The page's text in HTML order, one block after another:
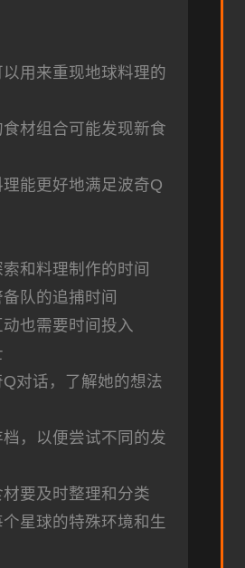
用来重现地球料理的
材组合可能发现新食
能更好地满足波奇Q
和料理制作的时间
队的追捕时间
也需要时间投入
对话，了解她的想法
，以便尝试不同的发
要及时整理和分类
星球的特殊环境和生